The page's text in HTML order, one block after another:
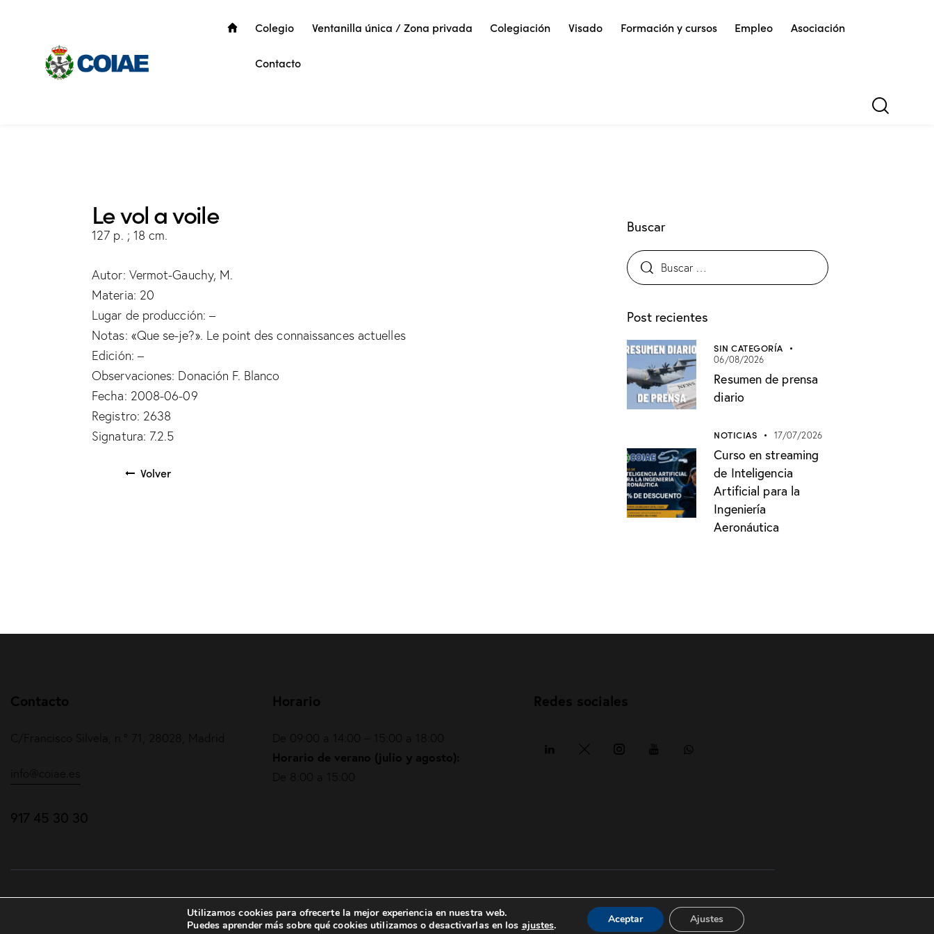
Colegio Ventanilla única / Zona privada Colegiación Visado Formación y cursos Empleo Asociación
Contacto
Le vol a voile
127 p. ; 18 cm.
Autor: Vermot-Gauchy, M.
Materia: 20
Lugar de producción: –
Notas: «Que se-je?». Le point des connaissances actuelles
Edición: –
Observaciones: Donación F. Blanco
Fecha: 2008-06-09
Registro: 2638
Signatura: 7.2.5
Volver
Buscar
Post recientes
SIN CATEGORÍA
06/08/2026
Resumen de prensa
diario
NOTICIAS 17/07/2026
Curso en streaming
de Inteligencia
Artificial para la
Ingeniería
Aeronáutica
Contacto
C/Francisco Silvela, n.º 71, 28028, Madrid
info@coiae.es
917 45 30 30
Horario
De 09:00 a 14:00 – 15:00 a 18:00
Horario de verano (julio y agosto):
De 8:00 a 15:00
Redes sociales
COIAE© 2026. Todos los derechos reservados Política de privacidad Política de cookies|Aviso legal|posicionesrealbetis
Utilizamos cookies para ofrecerte la mejor experiencia en nuestra web.
Puedes aprender más sobre qué cookies utilizamos o desactivarlas en los ajustes. Aceptar Ajustes